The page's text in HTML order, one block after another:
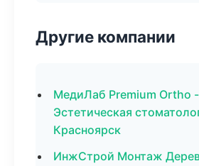
Другие компании
МедиЛаб Premium Ortho -
Эстетическая
Красноярск
ИнжСтрой Монтаж